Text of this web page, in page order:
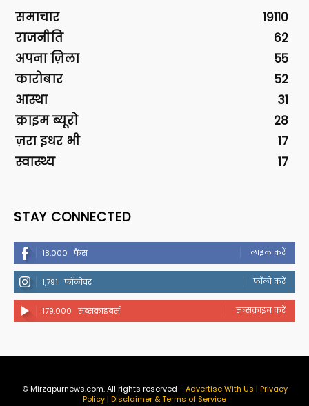
समाचार
19110
राजनीति
62
अपना ज़िला
55
कारोबार
52
आस्था
31
क्राइम ब्यूरो
28
ज़रा इधर भी
17
स्वास्थ्य
17
STAY CONNECTED
18,000 फैंस लाइक करें
1,791 फॉलोवर फॉलो करें
179,000 सब्सक्राइबर्स सब्सक्राइब करें
© Mirzapurnews.com. All rights reserved - Advertise With Us | Privacy
Policy| Disclaimer & Terms of Service